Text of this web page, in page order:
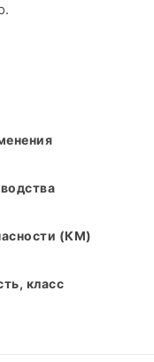
(КМ)
класс